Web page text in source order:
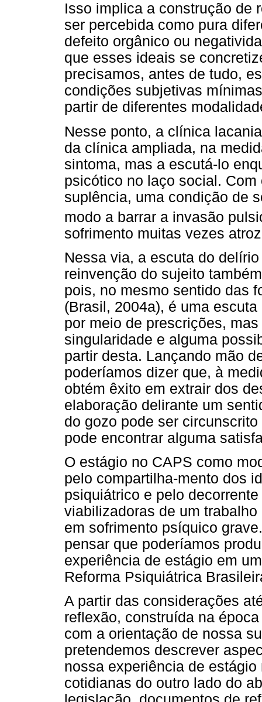
Isso implica a construção de
ser percebida como pura
defeito orgânico ou
que esses ideais se
precisamos, antes de tudo,
condições subjetivas
partir de diferentes
Nesse ponto, a clínica
da clínica ampliada, na
sintoma, mas a escutá-lo
psicótico no laço social.
suplência, uma condição de
modo a barrar a invasão
sofrimento muitas vezes
Nessa via, a escuta do
reinvenção do sujeito
pois, no mesmo sentido das
(Brasil, 2004a), é uma
por meio de prescrições,
singularidade e alguma
partir desta. Lançando mão
poderíamos dizer que, à
obtém êxito em extrair dos
elaboração delirante um
do gozo pode ser
pode encontrar alguma
O estágio no CAPS como
pelo compartilha-mento dos
psiquiátrico e pelo
viabilizadoras de um
em sofrimento psíquico
pensar que poderíamos
experiência de estágio em
Reforma Psiquiátrica
A partir das considerações
reflexão, construída na
com a orientação de nossa
pretendemos descrever
nossa experiência de
cotidianas do outro lado do